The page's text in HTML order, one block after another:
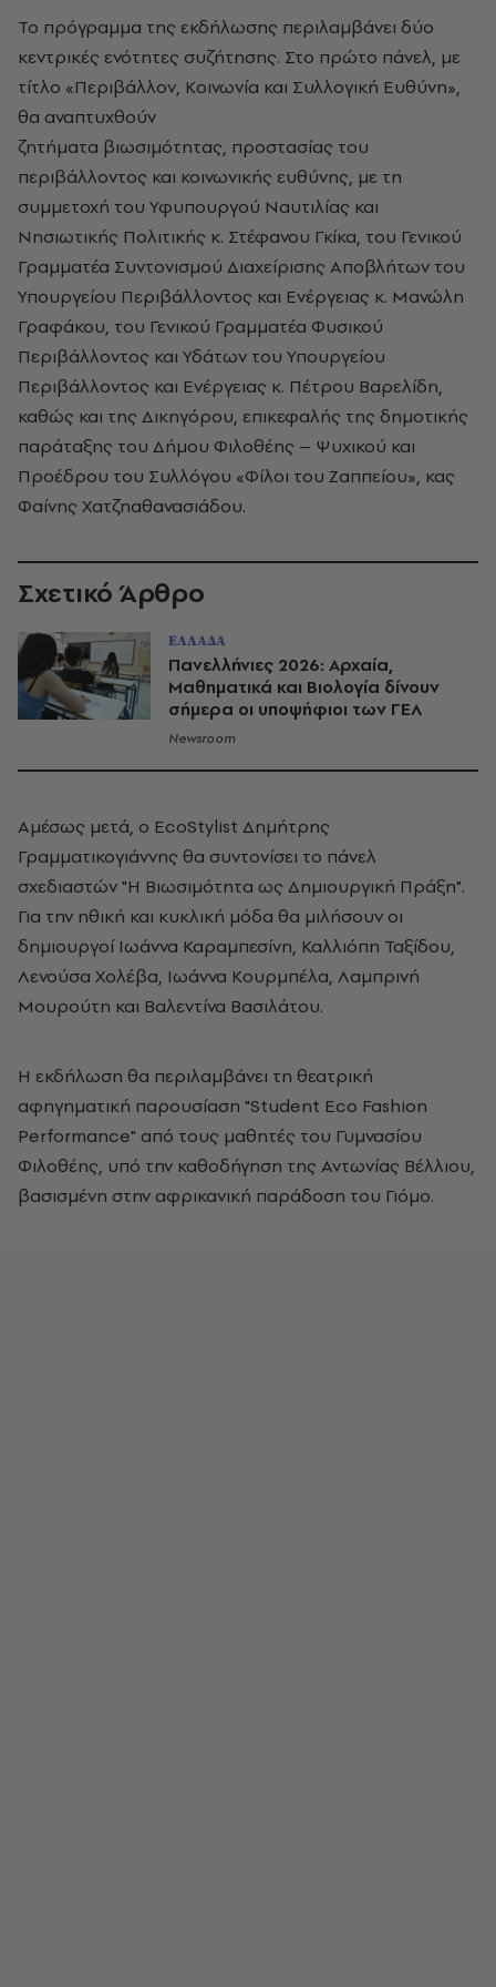
Το πρόγραμμα της εκδήλωσης περιλαμβάνει δύο
κεντρικές ενότητες συζήτησης. Στο πρώτο πάνελ, με
τίτλο «Περιβάλλον, Κοινωνία και Συλλογική Ευθύνη»,
θα αναπτυχθούν
ζητήματα βιωσιμότητας, προστασίας του
περιβάλλοντος και κοινωνικής ευθύνης, με τη
συμμετοχή του Υφυπουργού Ναυτιλίας και
Νησιωτικής Πολιτικής κ. Στέφανου Γκίκα, του Γενικού
Γραμματέα Συντονισμού Διαχείρισης Αποβλήτων του
Υπουργείου Περιβάλλοντος και Ενέργειας κ. Μανώλη
Γραφάκου, του Γενικού Γραμματέα Φυσικού
Περιβάλλοντος και Υδάτων του Υπουργείου
Περιβάλλοντος και Ενέργειας κ. Πέτρου Βαρελίδη,
καθώς και της Δικηγόρου, επικεφαλής της δημοτικής
παράταξης του Δήμου Φιλοθέης – Ψυχικού και
Προέδρου του Συλλόγου «Φίλοι του Ζαππείου», κας
Φαίνης Χατζηαθανασιάδου.
Σχετικό Άρθρο
ΕΛΛΑΔΑ
Πανελλήνιες 2026: Αρχαία,
Μαθηματικά και Βιολογία δίνουν
σήμερα οι υποψήφιοι των ΓΕΛ
Newsroom
Αμέσως μετά, ο EcoStylist Δημήτρης
Γραμματικογιάννης θα συντονίσει το πάνελ
σχεδιαστών "Η Βιωσιμότητα ως Δημιουργική Πράξη".
Για την ηθική και κυκλική μόδα θα μιλήσουν οι
δημιουργοί Ιωάννα Καραμπεσίνη, Καλλιόπη Ταξίδου,
Λενούσα Χολέβα, Ιωάννα Κουρμπέλα, Λαμπρινή
Μουρούτη και Βαλεντίνα Βασιλάτου.
Η εκδήλωση θα περιλαμβάνει τη θεατρική
αφηγηματική παρουσίαση "Student Eco Fashion
Performance" από τους μαθητές του Γυμνασίου
Φιλοθέης, υπό την καθοδήγηση της Αντωνίας Βέλλιου,
βασισμένη στην αφρικανική παράδοση του Γιόμο.